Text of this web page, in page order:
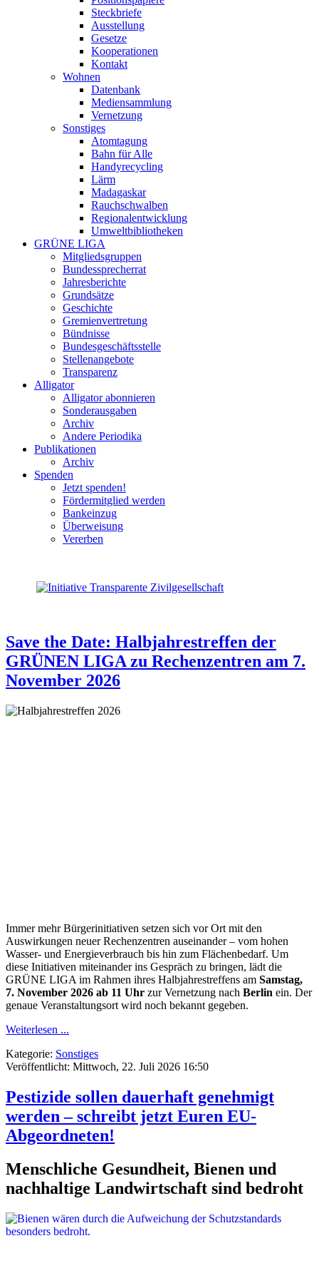
Steckbriefe
Ausstellung
Gesetze
Kooperationen
Kontakt
Wohnen
Datenbank
Mediensammlung
Vernetzung
Sonstiges
Atomtagung
Bahn für Alle
Handyrecycling
Lärm
Madagaskar
Rauchschwalben
Regionalentwicklung
Umweltbibliotheken
GRÜNE LIGA
Mitgliedsgruppen
Bundessprecherrat
Jahresberichte
Grundsätze
Geschichte
Gremienvertretung
Bündnisse
Bundesgeschäftsstelle
Stellenangebote
Transparenz
Alligator
Alligator abonnieren
Sonderausgaben
Archiv
Andere Periodika
Publikationen
Archiv
Spenden
Jetzt spenden!
Fördermitglied werden
Bankeinzug
Überweisung
Vererben
Save the Date: Halbjahrestreffen der
GRÜNEN LIGA zu Rechenzentren am 7.
November 2026
Immer mehr Bürgerinitiativen setzen sich vor Ort mit den
Auswirkungen neuer Rechenzentren auseinander – vom hohen
Wasser- und Energieverbrauch bis hin zum Flächenbedarf. Um
diese Initiativen miteinander ins Gespräch zu bringen, lädt die
GRÜNE LIGA im Rahmen ihres Halbjahrestreffens am Samstag,
7. November 2026 ab 11 Uhr zur Vernetzung nach Berlin ein. Der
genaue Veranstaltungsort wird noch bekannt gegeben.
Weiterlesen ...
Kategorie: Sonstiges
Veröffentlicht: Mittwoch, 22. Juli 2026 16:50
Pestizide sollen dauerhaft genehmigt
werden – schreibt jetzt Euren EU-
Abgeordneten!
Menschliche Gesundheit, Bienen und
nachhaltige Landwirtschaft sind bedroht